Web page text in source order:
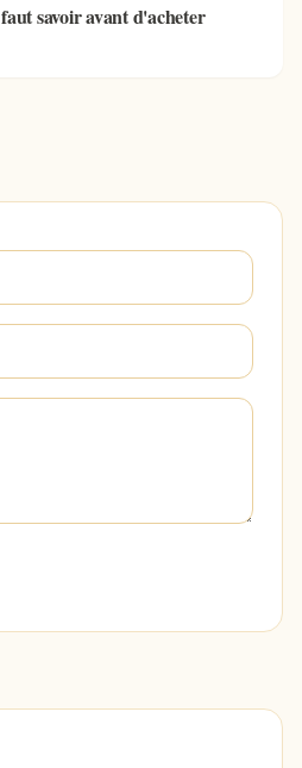
savoir avant d'acheter